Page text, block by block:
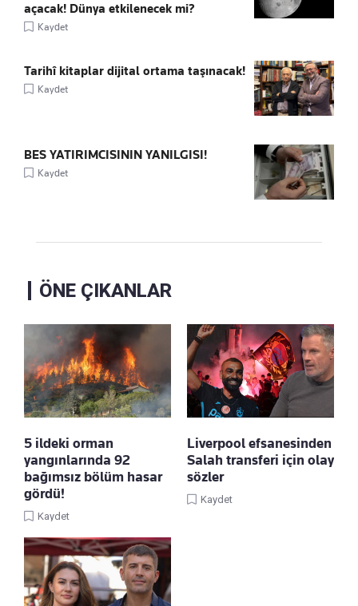
açacak! Dünya etkilenecek mi?
Kaydet
Tarihî kitaplar dijital ortama taşınacak!
Kaydet
BES YATIRIMCISININ YANILGISI!
Kaydet
ÖNE ÇIKANLAR
5 ildeki orman
yangınlarında 92
bağımsız bölüm hasar
gördü!
Kaydet
Liverpool efsanesinden
Salah transferi için olay
sözler
Kaydet